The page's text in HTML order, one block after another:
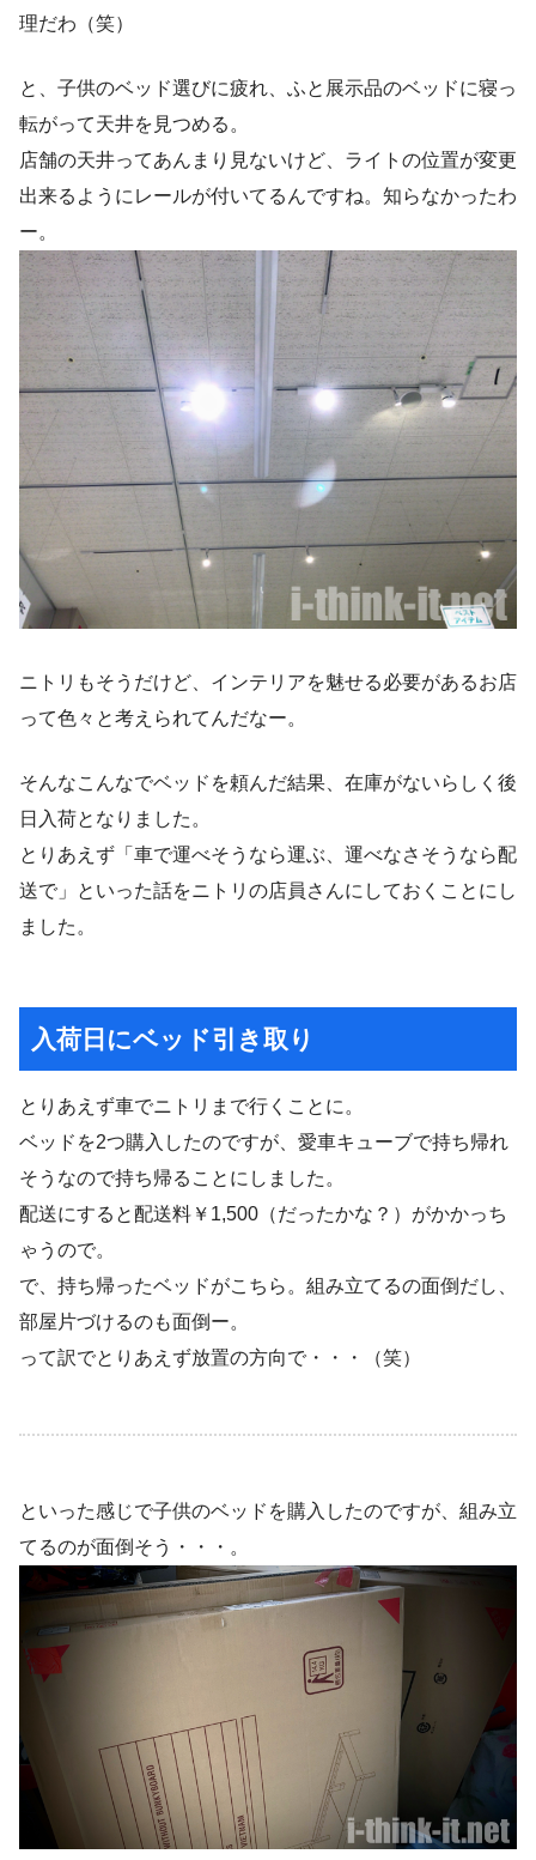
理だわ（笑）
と、子供のベッド選びに疲れ、ふと展示品のベッドに寝っ
転がって天井を見つめる。
店舗の天井ってあんまり見ないけど、ライトの位置が変更
出来るようにレールが付いてるんですね。知らなかったわ
ー。
ニトリもそうだけど、インテリアを魅せる必要があるお店
って色々と考えられてんだなー。
そんなこんなでベッドを頼んだ結果、在庫がないらしく後
日入荷となりました。
とりあえず「車で運べそうなら運ぶ、運べなさそうなら配
送で」といった話をニトリの店員さんにしておくことにし
ました。
入荷日にベッド引き取り
とりあえず車でニトリまで行くことに。
ベッドを2つ購入したのですが、愛車キューブで持ち帰れ
そうなので持ち帰ることにしました。
配送にすると配送料￥1,500（だったかな？）がかかっち
ゃうので。
で、持ち帰ったベッドがこちら。組み立てるの面倒だし、
部屋片づけるのも面倒ー。
って訳でとりあえず放置の方向で・・・（笑）
といった感じで子供のベッドを購入したのですが、組み立
てるのが面倒そう・・・。